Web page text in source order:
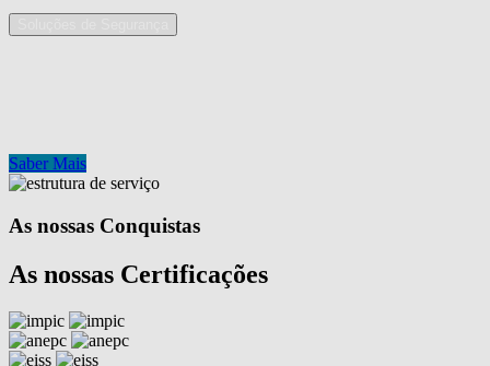
Saber Mais
As nossas Conquistas
As nossas Certificações